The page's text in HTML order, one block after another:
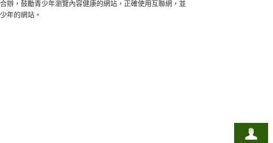
辦，鼓勵青少年瀏覽內容健康的網站，正確使用互聯網，並
年的網站。